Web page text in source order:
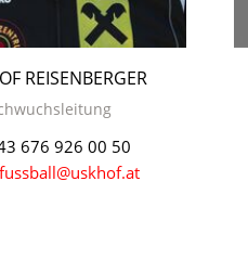
REISENBERGER
676 926 00 50